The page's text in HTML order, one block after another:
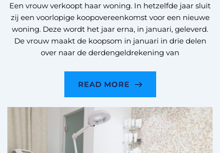
Een vrouw verkoopt haar woning. In hetzelfde jaar sluit
zij een voorlopige koopovereenkomst voor een nieuwe
woning. Deze wordt het jaar erna, in januari, geleverd.
De vrouw maakt de koopsom in januari in drie delen
over naar de derdengeldrekening van
READ MORE